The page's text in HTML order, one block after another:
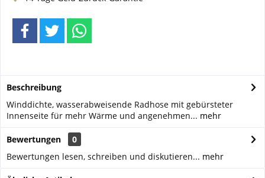
Beschreibung
Winddichte, wasserabweisende Radhose mit gebürsteter
Innenseite für mehr Wärme und angenehmen... mehr
Bewertungen
0
Bewertungen lesen, schreiben und diskutieren... mehr